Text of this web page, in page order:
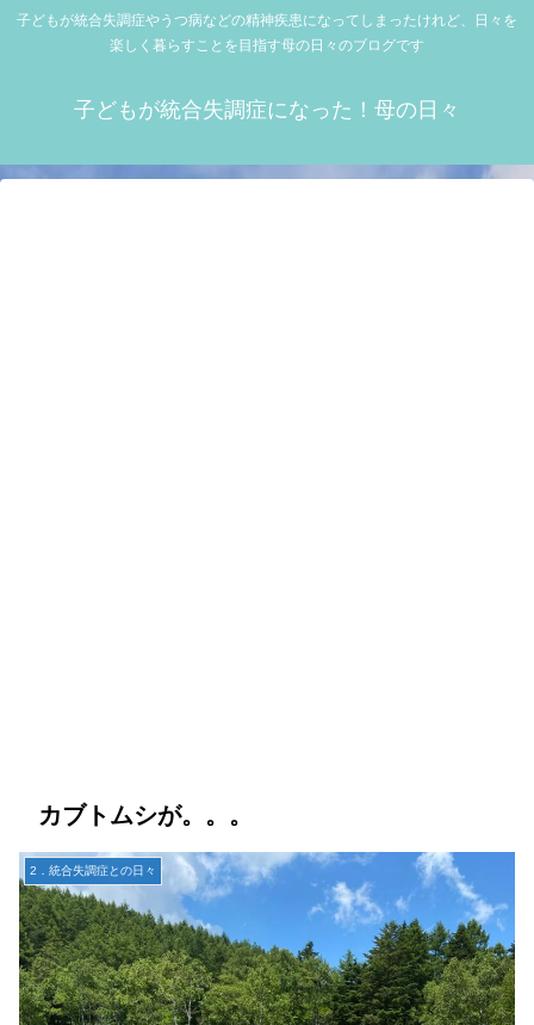
子どもが統合失調症やうつ病などの精神疾患になってしまったけれど、日々を
楽しく暮らすことを目指す母の日々のブログです
子どもが統合失調症になった！母の日々
カブトムシが。。。
2．統合失調症との日々